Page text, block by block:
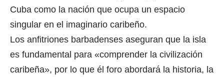
Cuba como la nación que ocupa un espacio
singular en el imaginario caribeño.
Los anfitriones barbadenses aseguran que la isla
es fundamental para «comprender la civilización
caribeña», por lo que él foro abordará la historia, la